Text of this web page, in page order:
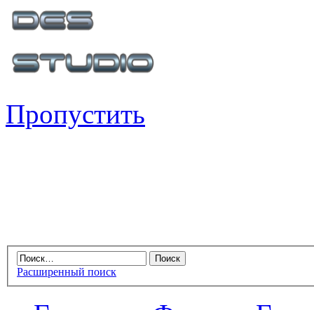
Пропустить
Расширенный поиск